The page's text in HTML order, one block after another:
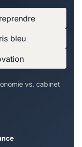
vs. cabinet